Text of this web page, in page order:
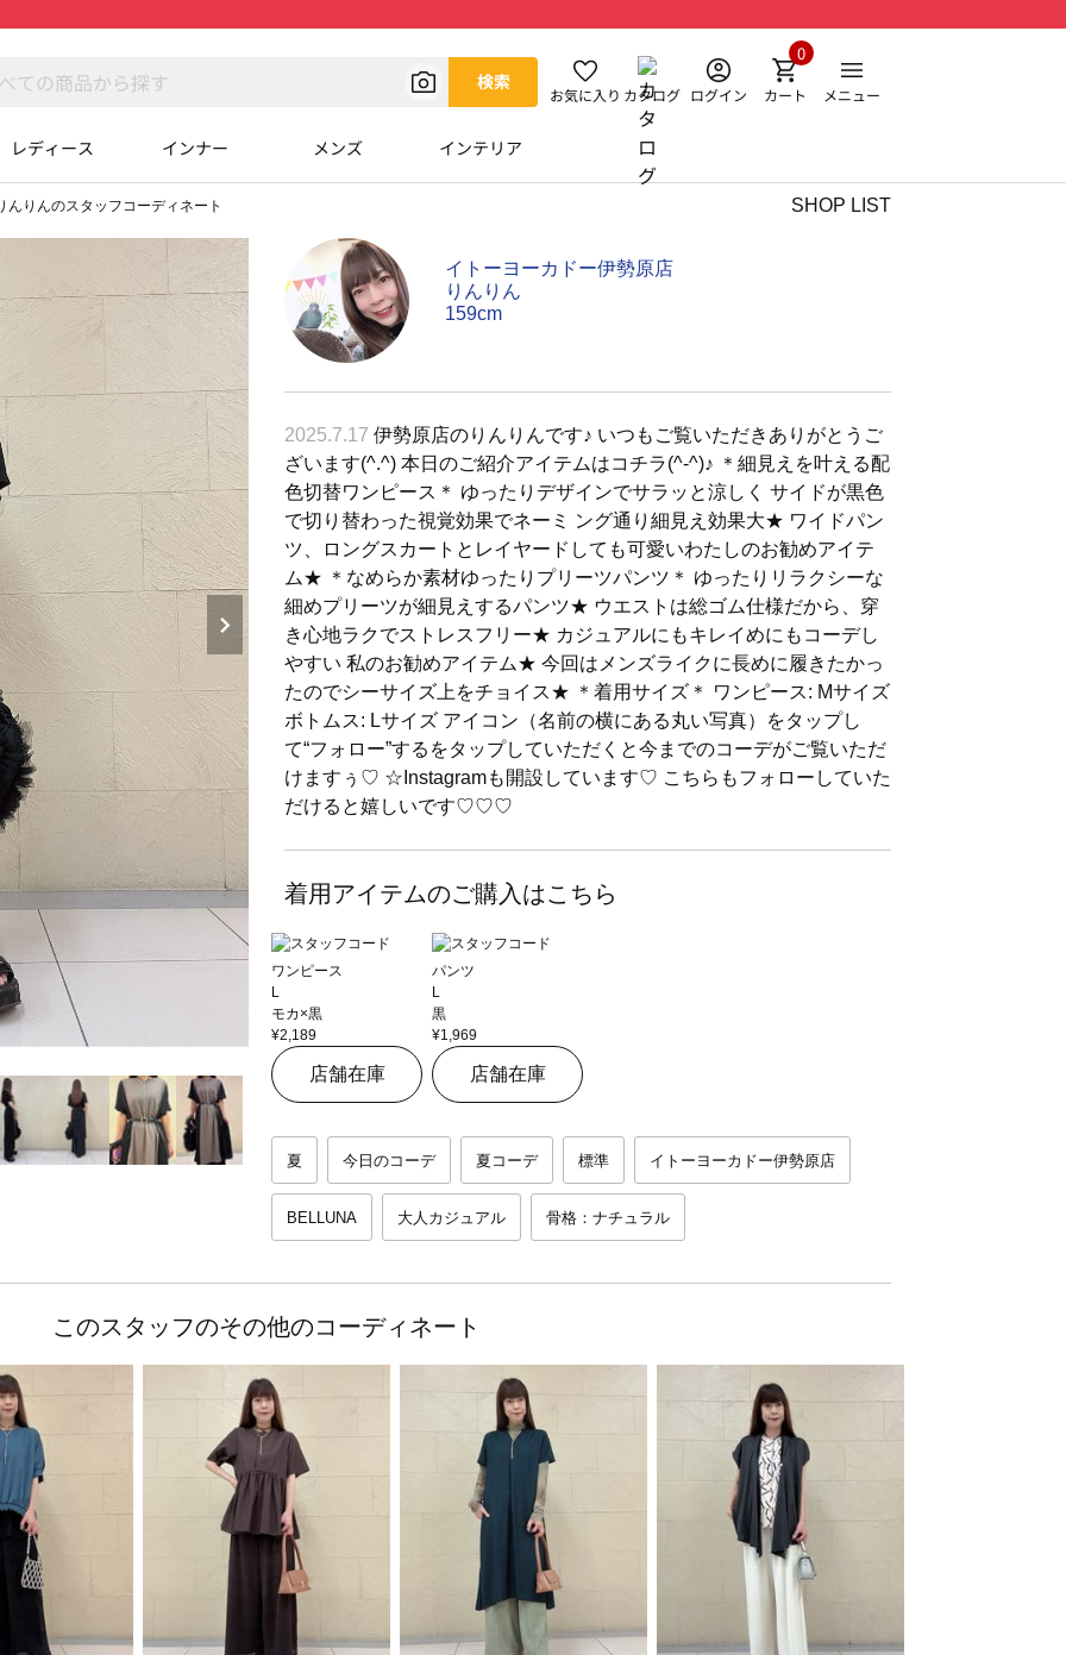
検索
お気に入り カタログ ログイン カート
0
メニュー
レディース インナー メンズ インテリア
んりんのスタッフコーディネート SHOP LIST
イトーヨーカドー伊勢原店
りんりん
159cm
2025.7.17 伊勢原店のりんりんです♪ いつもご覧いただきありがとうご
ざいます(^.^) 本日のご紹介アイテムはコチラ(^-^)♪ ＊細見えを叶える配
色切替ワンピース＊ ゆったりデザインでサラッと涼しく サイドが黒色
で切り替わった視覚効果でネーミ ング通り細見え効果大★ ワイドパン
ツ、ロングスカートとレイヤードしても可愛いわたしのお勧めアイテ
ム★ ＊なめらか素材ゆったりプリーツパンツ＊ ゆったりリラクシーな
細めプリーツが細見えするパンツ★ ウエストは総ゴム仕様だから、穿
き心地ラクでストレスフリー★ カジュアルにもキレイめにもコーデし
やすい 私のお勧めアイテム★ 今回はメンズライクに長めに履きたかっ
たのでシーサイズ上をチョイス★ ＊着用サイズ＊ ワンピース: Mサイズ
ボトムス: Lサイズ アイコン（名前の横にある丸い写真）をタップし
て“フォロー”するをタップしていただくと今までのコーデがご覧いただ
けますぅ♡ ☆Instagramも開設しています♡ こちらもフォローしていた
だけると嬉しいです♡♡♡
着用アイテムのご購入はこちら
ワンピース
L
モカ×黒
¥2,189
店舗在庫
パンツ
L
黒
¥1,969
店舗在庫
夏 今日のコーデ 夏コーデ 標準 イトーヨーカドー伊勢原店
BELLUNA 大人カジュアル 骨格：ナチュラル
このスタッフのその他のコーディネート